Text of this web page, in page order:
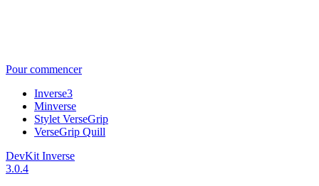
Pour commencer
Inverse3
Minverse
Stylet VerseGrip
VerseGrip Quill
DevKit Inverse
3.0.4